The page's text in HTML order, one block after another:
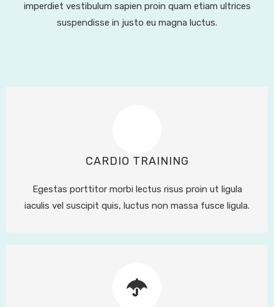
imperdiet vestibulum sapien proin quam etiam ultrices
suspendisse in justo eu magna luctus.
CARDIO TRAINING
Egestas porttitor morbi lectus risus proin ut ligula
iaculis vel suscipit quis, luctus non massa fusce ligula.